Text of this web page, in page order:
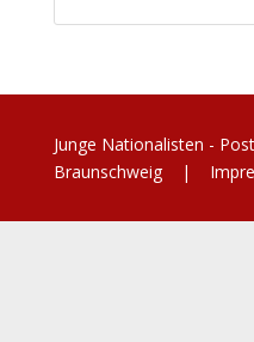
Junge Nationalisten -
Braunschweig |